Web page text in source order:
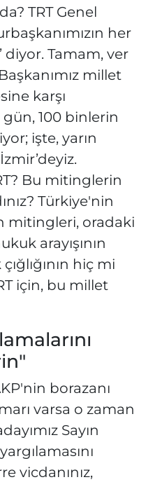
TRT Genel
her
diyor. Tamam, ver
millet
karşı
100 binlerin
işte, yarın
Bu mitinglerin
Türkiye'nin
mitingleri, oradaki
arayışının
hiç mi
için, bu millet
borazanı
varsa o zaman
Sayın
vicdanınız,